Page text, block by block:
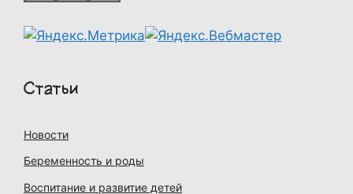
Статьи
Новости
Беременность и роды
Воспитание и развитие детей